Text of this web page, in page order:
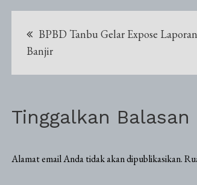
Navigasi
pos
BPBD Tanbu Gelar Expose
Banjir
Tinggalkan Balasan
Alamat email Anda tidak akan dipublikasikan.